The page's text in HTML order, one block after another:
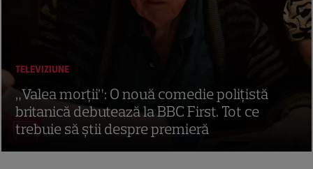
2
TELEVIZIUNE
„Valea morții”: O nouă comedie polițistă
britanică debutează la BBC First. Tot ce
trebuie să știi despre premieră